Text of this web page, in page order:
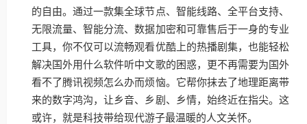
的自由。通过一款集全球节点、智能线路、全平台支持、
无限流量、智能分流、数据加密和可靠售后于一身的专业
工具，你不仅可以流畅观看优酷上的热播剧集，也能轻松
解决国外用什么软件听中文歌的困惑，更不再需要为国外
看不了腾讯视频怎么办而烦恼。它帮你抹去了地理距离带
来的数字鸿沟，让乡音、乡剧、乡情，始终近在指尖。这
或许，就是科技带给现代游子最温暖的人文关怀。